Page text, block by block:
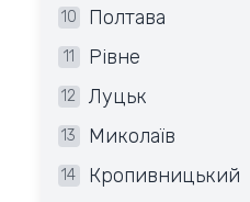
10 Полтава
11 Рівне
12 Луцьк
13 Миколаїв
14 Кропивницький